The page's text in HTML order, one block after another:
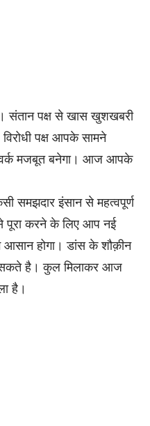
संतान पक्ष से खास खुशखबरी
पक्ष आपके सामने
मजबूत बनेगा। आज आपके
समझदार इंसान से महत्वपूर्ण
पूरा करने के लिए आप नई
होगा। डांस के शौक़ीन
है। कुल मिलाकर आज
है।